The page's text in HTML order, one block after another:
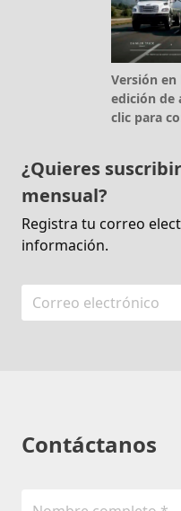
Versión
edición de
clic para
¿Quieres
mensual?
Registra tu correo
información.
Contáctanos